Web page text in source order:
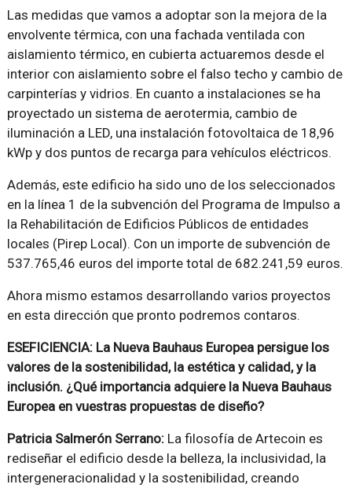
Las medidas que vamos a adoptar son la mejora de la
envolvente térmica, con una fachada ventilada con
aislamiento térmico, en cubierta actuaremos desde el
interior con aislamiento sobre el falso techo y cambio de
carpinterías y vidrios. En cuanto a instalaciones se ha
proyectado un sistema de aerotermia, cambio de
iluminación a LED, una instalación fotovoltaica de 18,96
kWp y dos puntos de recarga para vehículos eléctricos.
Además, este edificio ha sido uno de los seleccionados
en la línea 1 de la subvención del Programa de Impulso a
la Rehabilitación de Edificios Públicos de entidades
locales (Pirep Local). Con un importe de subvención de
537.765,46 euros del importe total de 682.241,59 euros.
Ahora mismo estamos desarrollando varios proyectos
en esta dirección que pronto podremos contaros.
ESEFICIENCIA: La Nueva Bauhaus Europea persigue los
valores de la sostenibilidad, la estética y calidad, y la
inclusión. ¿Qué importancia adquiere la Nueva Bauhaus
Europea en vuestras propuestas de diseño?
Patricia Salmerón Serrano: La filosofía de Artecoin es
rediseñar el edificio desde la belleza, la inclusividad, la
intergeneracionalidad y la sostenibilidad, creando